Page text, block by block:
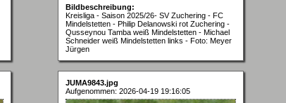
Bildbeschreibung:
Kreisliga - Saison 2025/26- SV Zuchering - FC
Mindelstetten - Philip Delanowski rot Zuchering -
Qusseynou Tamba weiß Mindelstetten - Michael
Schneider weiß Mindelstetten links - Foto: Meyer
Jürgen
JUMA9843.jpg
Aufgenommen: 2026-04-19 19:16:05